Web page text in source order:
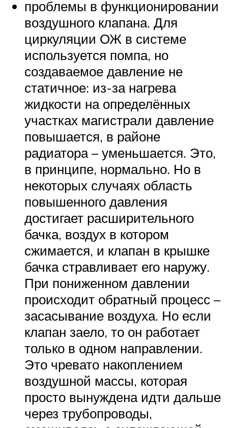
проблемы в функционировании
воздушного клапана. Для
циркуляции ОЖ в системе
используется помпа, но
создаваемое давление не
статичное: из-за нагрева
жидкости на определённых
участках магистрали давление
повышается, в районе
радиатора – уменьшается. Это,
в принципе, нормально. Но в
некоторых случаях область
повышенного давления
достигает расширительного
бачка, воздух в котором
сжимается, и клапан в крышке
бачка стравливает его наружу.
При пониженном давлении
происходит обратный процесс –
засасывание воздуха. Но если
клапан заело, то он работает
только в одном направлении.
Это чревато накоплением
воздушной массы, которая
просто вынуждена идти дальше
через трубопроводы,